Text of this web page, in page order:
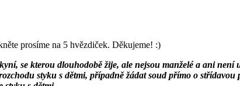
prosíme na 5 hvězdiček. Děkujeme! :)
se kterou dlouhodobě žije, ale nejsou manželé a ani
styku s dětmi, případně žádat soud přímo o střídavou